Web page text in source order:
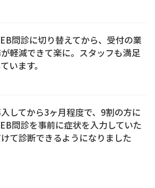
問診に切り替えてから、受付の業
軽減できて楽に。スタッフも満足
います。
してから3ヶ月程度で、9割の方に
問診を事前に症状を入力していた
て診断できるようになりました